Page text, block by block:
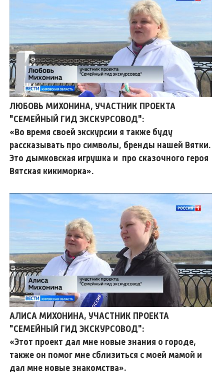
ЛЮБОВЬ МИХОНИНА, УЧАСТНИК ПРОЕКТА
"СЕМЕЙНЫЙ ГИД ЭКСКУРСОВОД":
«Во время своей экскурсии я также буду
рассказывать про символы, бренды нашей Вятки.
Это дымковская игрушка и про сказочного героя
Вятская кикиморка».
АЛИСА МИХОНИНА, УЧАСТНИК ПРОЕКТА
"СЕМЕЙНЫЙ ГИД ЭКСКУРСОВОД":
«Этот проект дал мне новые знания о городе,
также он помог мне сблизиться с моей мамой и
дал мне новые знакомства».